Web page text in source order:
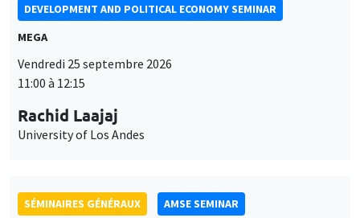
DEVELOPMENT AND POLITICAL ECONOMY SEMINAR
MEGA
Vendredi 25 septembre 2026
11:00 à 12:15
Rachid Laajaj
University of Los Andes
SÉMINAIRES GÉNÉRAUX
AMSE SEMINAR